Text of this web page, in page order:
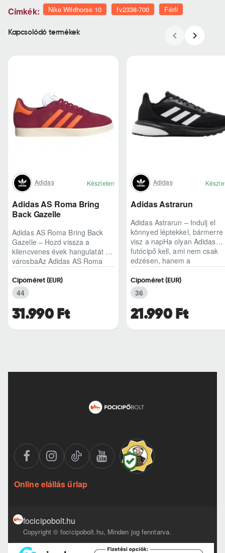
Címkék: Nike Wildhorse 10 fv2338-700 Férfi
Kapcsolódó termékek
Adidas Készleten
Adidas AS Roma Bring
Back Gazelle
Adidas AS Roma Bring Back
Gazelle – Hozd vissza a
kilencvenes évek hangulatát a
városbaAz Adidas AS Roma
egyszerű sneaker, hane..
31.990 Ft
Cipőméret (EUR)
44
Adidas
Adidas Astrarun
Adidas Astrarun – Indulj el
könnyed léptekkel, bármerre
visz a napHa olyan Adidas
futócipő kell, ami nem csak
edzésen, hanem a
hétköznapokban is kénye..
21.990 Ft
Cipőméret (EUR)
36
Online elállás űrlap
focicipobolt.hu
Copyright © focicipobolt.hu, Minden jog fenntarva.